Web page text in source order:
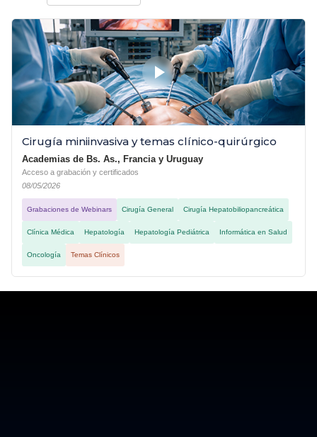
Cirugía miniinvasiva y temas clínico-quirúrgico
Academias de Bs. As., Francia y Uruguay
Acceso a grabación y certificados
08/05/2026
Grabaciones de Webinars Cirugía General Cirugía Hepatobiliopancreática
Clínica Médica Hepatología Hepatología Pediátrica Informática en Salud
Oncología Temas Clínicos